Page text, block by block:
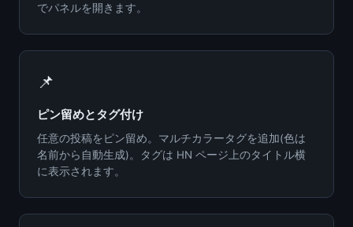
でパネルを開きます。
📌
ピン留めとタグ付け
任意の投稿をピン留め。マルチカラータグを追加(色は
名前から自動生成)。タグは HN ページ上のタイトル横
に表示されます。